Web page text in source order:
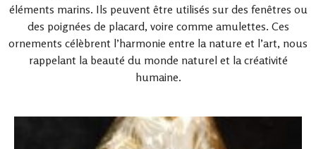
éléments marins. Ils peuvent être utilisés sur des fenêtres ou
des poignées de placard, voire comme amulettes. Ces
ornements célèbrent l’harmonie entre la nature et l’art, nous
rappelant la beauté du monde naturel et la créativité
humaine.